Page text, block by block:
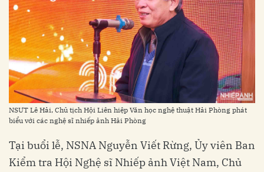
NSƯT Lê Hải, Chủ tịch Hội Liên hiệp Văn học nghệ thuật Hải Phòng phát
biểu với các nghệ sĩ nhiếp ảnh Hải Phòng
Tại buổi lễ, NSNA Nguyễn Viết Rừng, Ủy viên Ban
Kiểm tra Hội Nghệ sĩ Nhiếp ảnh Việt Nam, Chủ